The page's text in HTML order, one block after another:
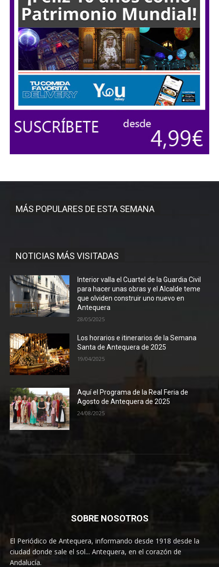
MÁS POPULARES DE ESTA SEMANA
NOTICIAS MÁS VISITADAS
Interior valla el Cuartel de la Guardia Civil
para hacer unas obras y el Alcalde teme
que olviden construir uno nuevo en
Antequera
28/05/2025
Los horarios e itinerarios de la Semana
Santa de Antequera de 2025
19/04/2025
Aquí el Programa de la Real Feria de
Agosto de Antequera de 2025
24/08/2025
SOBRE NOSOTROS
El Periódico de Antequera, informando desde 1918 desde la
ciudad donde sale el sol... Antequera, en el corazón de
Andalucía.